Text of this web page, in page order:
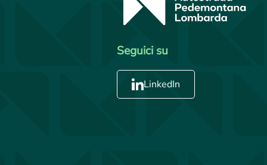
Seguici su
LinkedIn